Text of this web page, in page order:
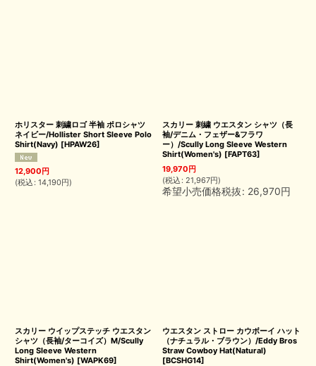
ホリスター 刺繍ロゴ 半袖 ポロシャツ
ネイビー/Hollister Short Sleeve Polo
Shirt(Navy) [HPAW26]
12,900円
(税込 : 14,190円)
スカリー 刺繍 ウエスタン シャツ（長
袖/デニム・フェザー&フラワ
ー）/Scully Long Sleeve Western
Shirt(Women's) [FAPT63]
19,970円
(税込 : 21,967円)
希望小売価格税抜: 26,970円
スカリー ウイップステッチ ウエスタン
シャツ（長袖/ターコイズ）M/Scully
Long Sleeve Western
Shirt(Women's) [WAPK69]
ウエスタン ストロー カウボーイ ハット
（ナチュラル・ブラウン）/Eddy Bros
Straw Cowboy Hat(Natural)
[BCSHG14]